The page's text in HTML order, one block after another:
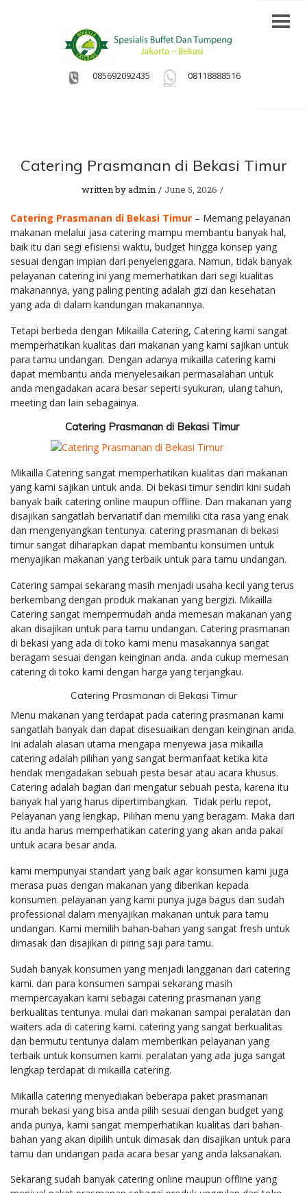
085692092435 08118888516
Catering Prasmanan di Bekasi Timur
written byadmin June 5, 2026
Catering Prasmanan di Bekasi Timur – Memang pelayanan
makanan melalui jasa catering mampu membantu banyak hal,
baik itu dari segi efisiensi waktu, budget hingga konsep yang
sesuai dengan impian dari penyelenggara. Namun, tidak banyak
pelayanan catering ini yang memerhatikan dari segi kualitas
makanannya, yang paling penting adalah gizi dan kesehatan
yang ada di dalam kandungan makanannya.
Tetapi berbeda dengan Mikailla Catering, Catering kami sangat
memperhatikan kualitas dari makanan yang kami sajikan untuk
para tamu undangan. Dengan adanya mikailla catering kami
dapat membantu anda menyelesaikan permasalahan untuk
anda mengadakan acara besar seperti syukuran, ulang tahun,
meeting dan lain sebagainya.
Catering Prasmanan di Bekasi Timur
Mikailla Catering sangat memperhatikan kualitas dari makanan
yang kami sajikan untuk anda. Di bekasi timur sendiri kini sudah
banyak baik catering online maupun offline. Dan makanan yang
disajikan sangatlah bervariatif dan memiliki cita rasa yang enak
dan mengenyangkan tentunya. catering prasmanan di bekasi
timur sangat diharapkan dapat membantu konsumen untuk
menyajikan makanan yang terbaik untuk para tamu undangan.
Catering sampai sekarang masih menjadi usaha kecil yang terus
berkembang dengan produk makanan yang bergizi. Mikailla
Catering sangat mempermudah anda memesan makanan yang
akan disajikan untuk para tamu undangan. Catering prasmanan
di bekasi yang ada di toko kami menu masakannya sangat
beragam sesuai dengan keinginan anda. anda cukup memesan
catering di toko kami dengan harga yang terjangkau.
Catering Prasmanan di Bekasi Timur
Menu makanan yang terdapat pada catering prasmanan kami
sangatlah banyak dan dapat disesuaikan dengan keinginan anda.
Ini adalah alasan utama mengapa menyewa jasa mikailla
catering adalah pilihan yang sangat bermanfaat ketika kita
hendak mengadakan sebuah pesta besar atau acara khusus.
Catering adalah bagian dari mengatur sebuah pesta, karena itu
banyak hal yang harus dipertimbangkan. Tidak perlu repot,
Pelayanan yang lengkap, Pilihan menu yang beragam. Maka dari
itu anda harus memperhatikan catering yang akan anda pakai
untuk acara besar anda.
kami mempunyai standart yang baik agar konsumen kami juga
merasa puas dengan makanan yang diberikan kepada
konsumen. pelayanan yang kami punya juga bagus dan sudah
professional dalam menyajikan makanan untuk para tamu
undangan. Kami memilih bahan-bahan yang sangat fresh untuk
dimasak dan disajikan di piring saji para tamu.
Sudah banyak konsumen yang menjadi langganan dari catering
kami. dan para konsumen sampai sekarang masih
mempercayakan kami sebagai catering prasmanan yang
berkualitas tentunya. mulai dari makanan sampai peralatan dan
waiters ada di catering kami. catering yang sangat berkualitas
dan bermutu tentunya dalam memberikan pelayanan yang
terbaik untuk konsumen kami. peralatan yang ada juga sangat
lengkap terdapat di mikailla catering.
Mikailla catering menyediakan beberapa paket prasmanan
murah bekasi yang bisa anda pilih sesuai dengan budget yang
anda punya, kami sangat memperhatikan kualitas dari bahan-
bahan yang akan dipilih untuk dimasak dan disajikan untuk para
tamu dan undangan pada acara besar yang anda laksanakan.
Sekarang sudah banyak catering online maupun offline yang